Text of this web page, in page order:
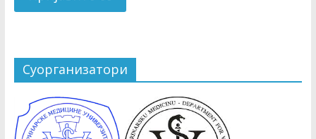
Суорганизатори